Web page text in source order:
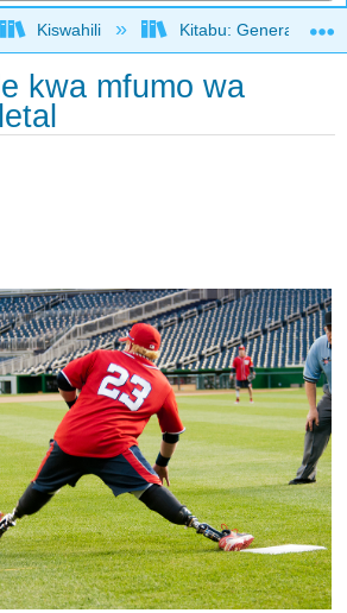
global hierarchy
Kiswahili Kitabu: General
kwa mfumo wa